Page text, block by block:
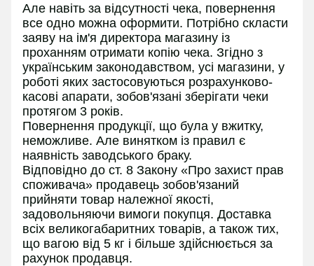
Але навіть за відсутності чека, повернення
все одно можна оформити. Потрібно скласти
заяву на ім'я директора магазину із
проханням отримати копію чека. Згідно з
українським законодавством, усі магазини, у
роботі яких застосовуються розрахунково-
касові апарати, зобов'язані зберігати чеки
протягом 3 років.
Повернення продукції, що була у вжитку,
неможливе. Але винятком із правил є
наявність заводського браку.
Відповідно до ст. 8 Закону «Про захист прав
споживача» продавець зобов'язаний
прийняти товар належної якості,
задовольняючи вимоги покупця. Доставка
всіх великогабаритних товарів, а також тих,
що вагою від 5 кг і більше здійснюється за
рахунок продавця.